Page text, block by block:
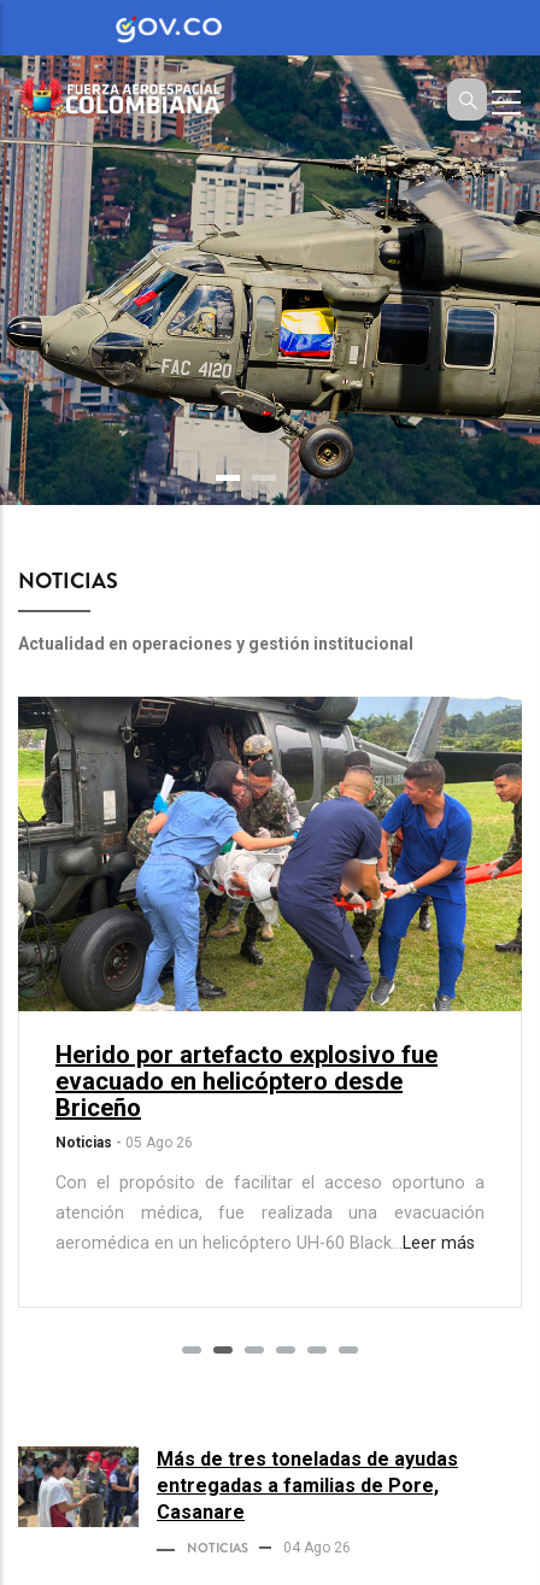
NOTICIAS
Actualidad en operaciones y gestión institucional
Herido por artefacto explosivo fue
evacuado en helicóptero desde
Briceño
Noticias - 05 Ago 26
Con el propósito de facilitar el acceso oportuno a
atención médica, fue realizada una evacuación
aeromédica en un helicóptero UH-60 Black...Leer más
Más de tres toneladas de ayudas
entregadas a familias de Pore,
Casanare
NOTICIAS 04 Ago 26